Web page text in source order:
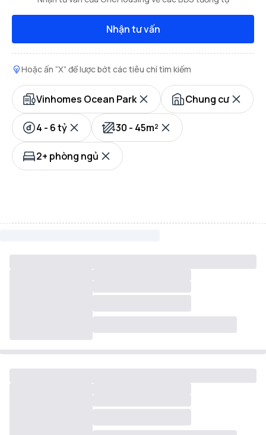
Nhận tư vấn
Hoặc ấn “X” để lược bớt các tiêu chí tìm kiếm
Vinhomes Ocean Park Chung cư
4 - 6 tỷ 30 - 45m²
2+ phòng ngủ